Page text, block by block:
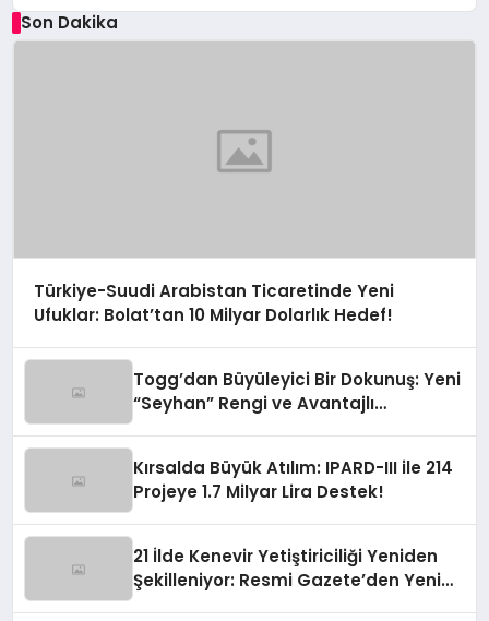
Son Dakika
Türkiye-Suudi Arabistan Ticaretinde Yeni
Ufuklar: Bolat’tan 10 Milyar Dolarlık Hedef!
Togg’dan Büyüleyici Bir Dokunuş: Yeni
“Seyhan” Rengi ve Avantajlı
Kırsalda Büyük Atılım: IPARD-III ile 214
Projeye 1.7 Milyar Lira Destek!
21 İlde Kenevir Yetiştiriciliği Yeniden
Şekilleniyor: Resmi Gazete’den Yeni